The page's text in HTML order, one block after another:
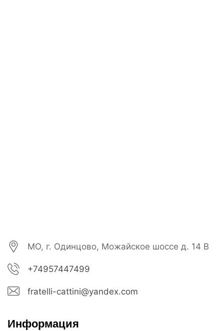
МО, г. Одинцово, Можайское шоссе д. 14 В
+74957447499
fratelli-cattini@yandex.com
Информация